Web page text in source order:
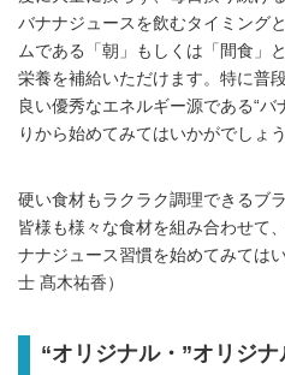
バナナジュースを飲むタイミング
ムである「朝」もしくは「間食」
栄養を補給いただけます。特に普
良い優秀なエネルギー源である“
りから始めてみてはいかがでしょう
硬い食材もラクラク調理できるブ
皆様も様々な食材を組み合わせて
ナナジュース習慣を始めてみては
士 髙木祐香）
“オリジナル・”オリジ